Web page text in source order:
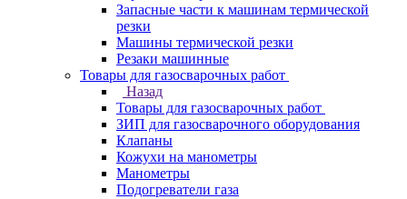
Запасные части к машинам термической
резки
Машины термической резки
Резаки машинные
Товары для газосварочных работ
Назад
Товары для газосварочных работ
ЗИП для газосварочного оборудования
Клапаны
Кожухи на манометры
Манометры
Подогреватели газа